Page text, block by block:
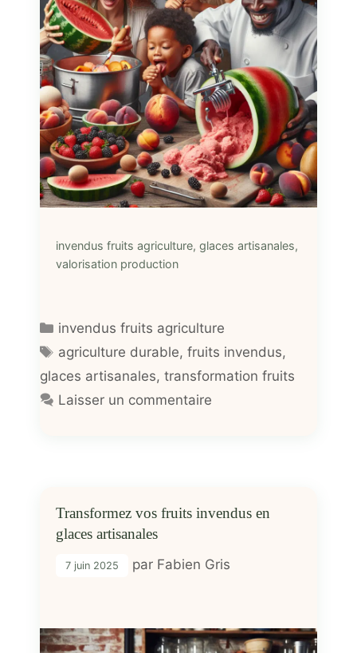
invendus fruits agriculture, glaces artisanales,
valorisation production
Catégories
invendus fruits agriculture
Étiquettes
agriculture durable,fruits invendus,
glaces artisanales, transformation fruits
Laisser un commentaire
Transformez vos fruits invendus en
glaces artisanales
7 juin 2025 par Fabien Gris